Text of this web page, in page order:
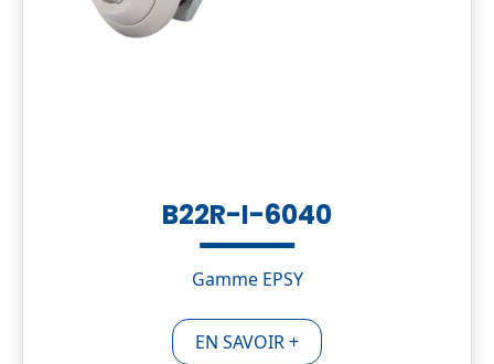
B22R-I-6040
Gamme EPSY
EN SAVOIR +